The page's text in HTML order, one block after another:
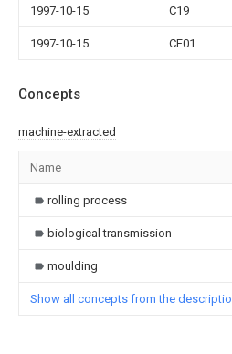
1997-10-15 C19
1997-10-15 CF01
Concepts
machine-extracted
Name
rolling process
biological transmission
moulding
Show all concepts from the